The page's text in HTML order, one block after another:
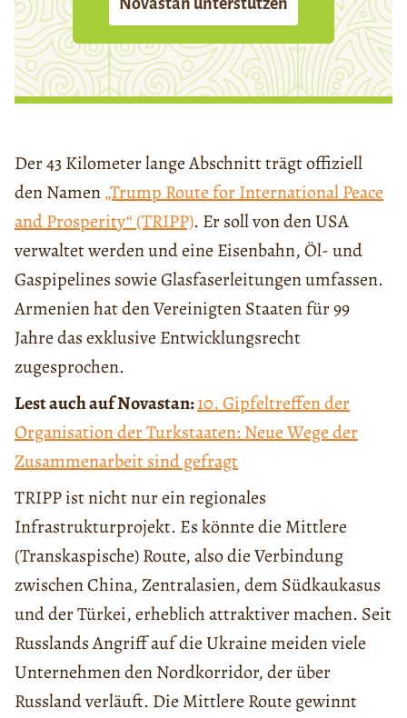
Der 43 Kilometer lange Abschnitt trägt offiziell
den Namen„Trump Route for International Peace
and Prosperity“ (TRIPP). Er soll von den USA
verwaltet werden und eine Eisenbahn, Öl- und
Gaspipelines sowie Glasfaserleitungen umfassen.
Armenien hat den Vereinigten Staaten für 99
Jahre das exklusive Entwicklungsrecht
zugesprochen.
Lest auch auf Novastan:10. Gipfeltreffen der
Organisation der Turkstaaten: Neue Wege der
Zusammenarbeit sind gefragt
TRIPP ist nicht nur ein regionales
Infrastrukturprojekt. Es könnte die Mittlere
(Transkaspische) Route, also die Verbindung
zwischen China, Zentralasien, dem Südkaukasus
und der Türkei, erheblich attraktiver machen. Seit
Russlands Angriff auf die Ukraine meiden viele
Unternehmen den Nordkorridor, der über
Russland verläuft. Die Mittlere Route gewinnt